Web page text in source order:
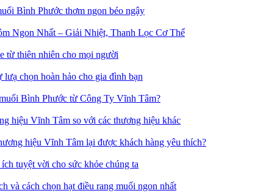
Bình Phước thơm ngon béo ngậy
Ngon Nhất – Giải Nhiệt, Thanh Lọc Cơ Thể
từ thiên nhiên cho mọi người
chọn hoàn hảo cho gia đình bạn
Bình Phước từ Công Ty Vĩnh Tâm?
hiệu Vĩnh Tâm so với các thương hiệu khác
hiệu Vĩnh Tâm lại được khách hàng yêu thích?
tuyệt vời cho sức khỏe chúng ta
và cách chọn hạt điều rang muối ngon nhất